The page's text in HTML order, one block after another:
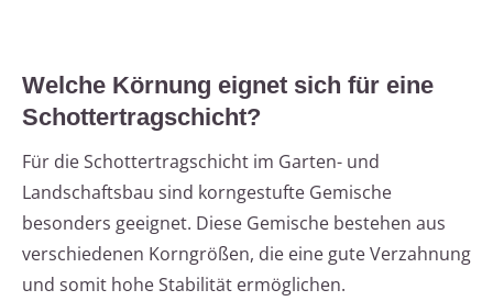
Welche Körnung eignet sich für eine
Schottertragschicht?
Für die Schottertragschicht im Garten- und
Landschaftsbau sind korngestufte Gemische
besonders geeignet. Diese Gemische bestehen aus
verschiedenen Korngrößen, die eine gute Verzahnung
und somit hohe Stabilität ermöglichen.